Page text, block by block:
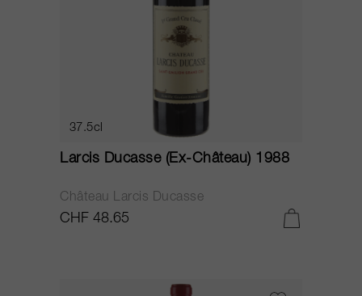
37.5cl
Larcis Ducasse (Ex-Château) 1988
Château Larcis Ducasse
CHF 48.65